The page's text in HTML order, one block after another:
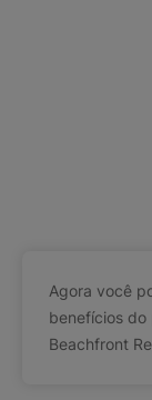
Agora você
benefícios do
Beachfront